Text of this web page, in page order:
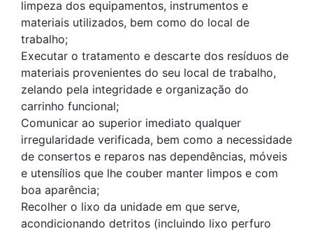
limpeza dos equipamentos, instrumentos e
materiais utilizados, bem como do local de
trabalho;
Executar o tratamento e descarte dos resíduos de
materiais provenientes do seu local de trabalho,
zelando pela integridade e organização do
carrinho funcional;
Comunicar ao superior imediato qualquer
irregularidade verificada, bem como a necessidade
de consertos e reparos nas dependências, móveis
e utensílios que lhe couber manter limpos e com
boa aparência;
Recolher o lixo da unidade em que serve,
acondicionando detritos (incluindo lixo perfuro